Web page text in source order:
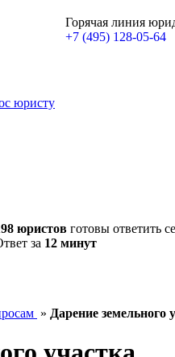
Горячая линия
+7 (495) 128-05-64
юристу
юристов готовы ответить
за 12 минут
» Дарение земельного